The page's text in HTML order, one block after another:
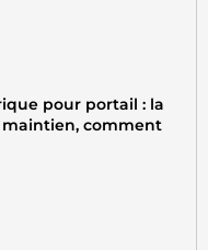
pour portail : la
comment